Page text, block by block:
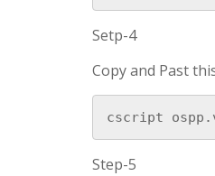
Setp-4
Copy and Past this
cscript
Step-5